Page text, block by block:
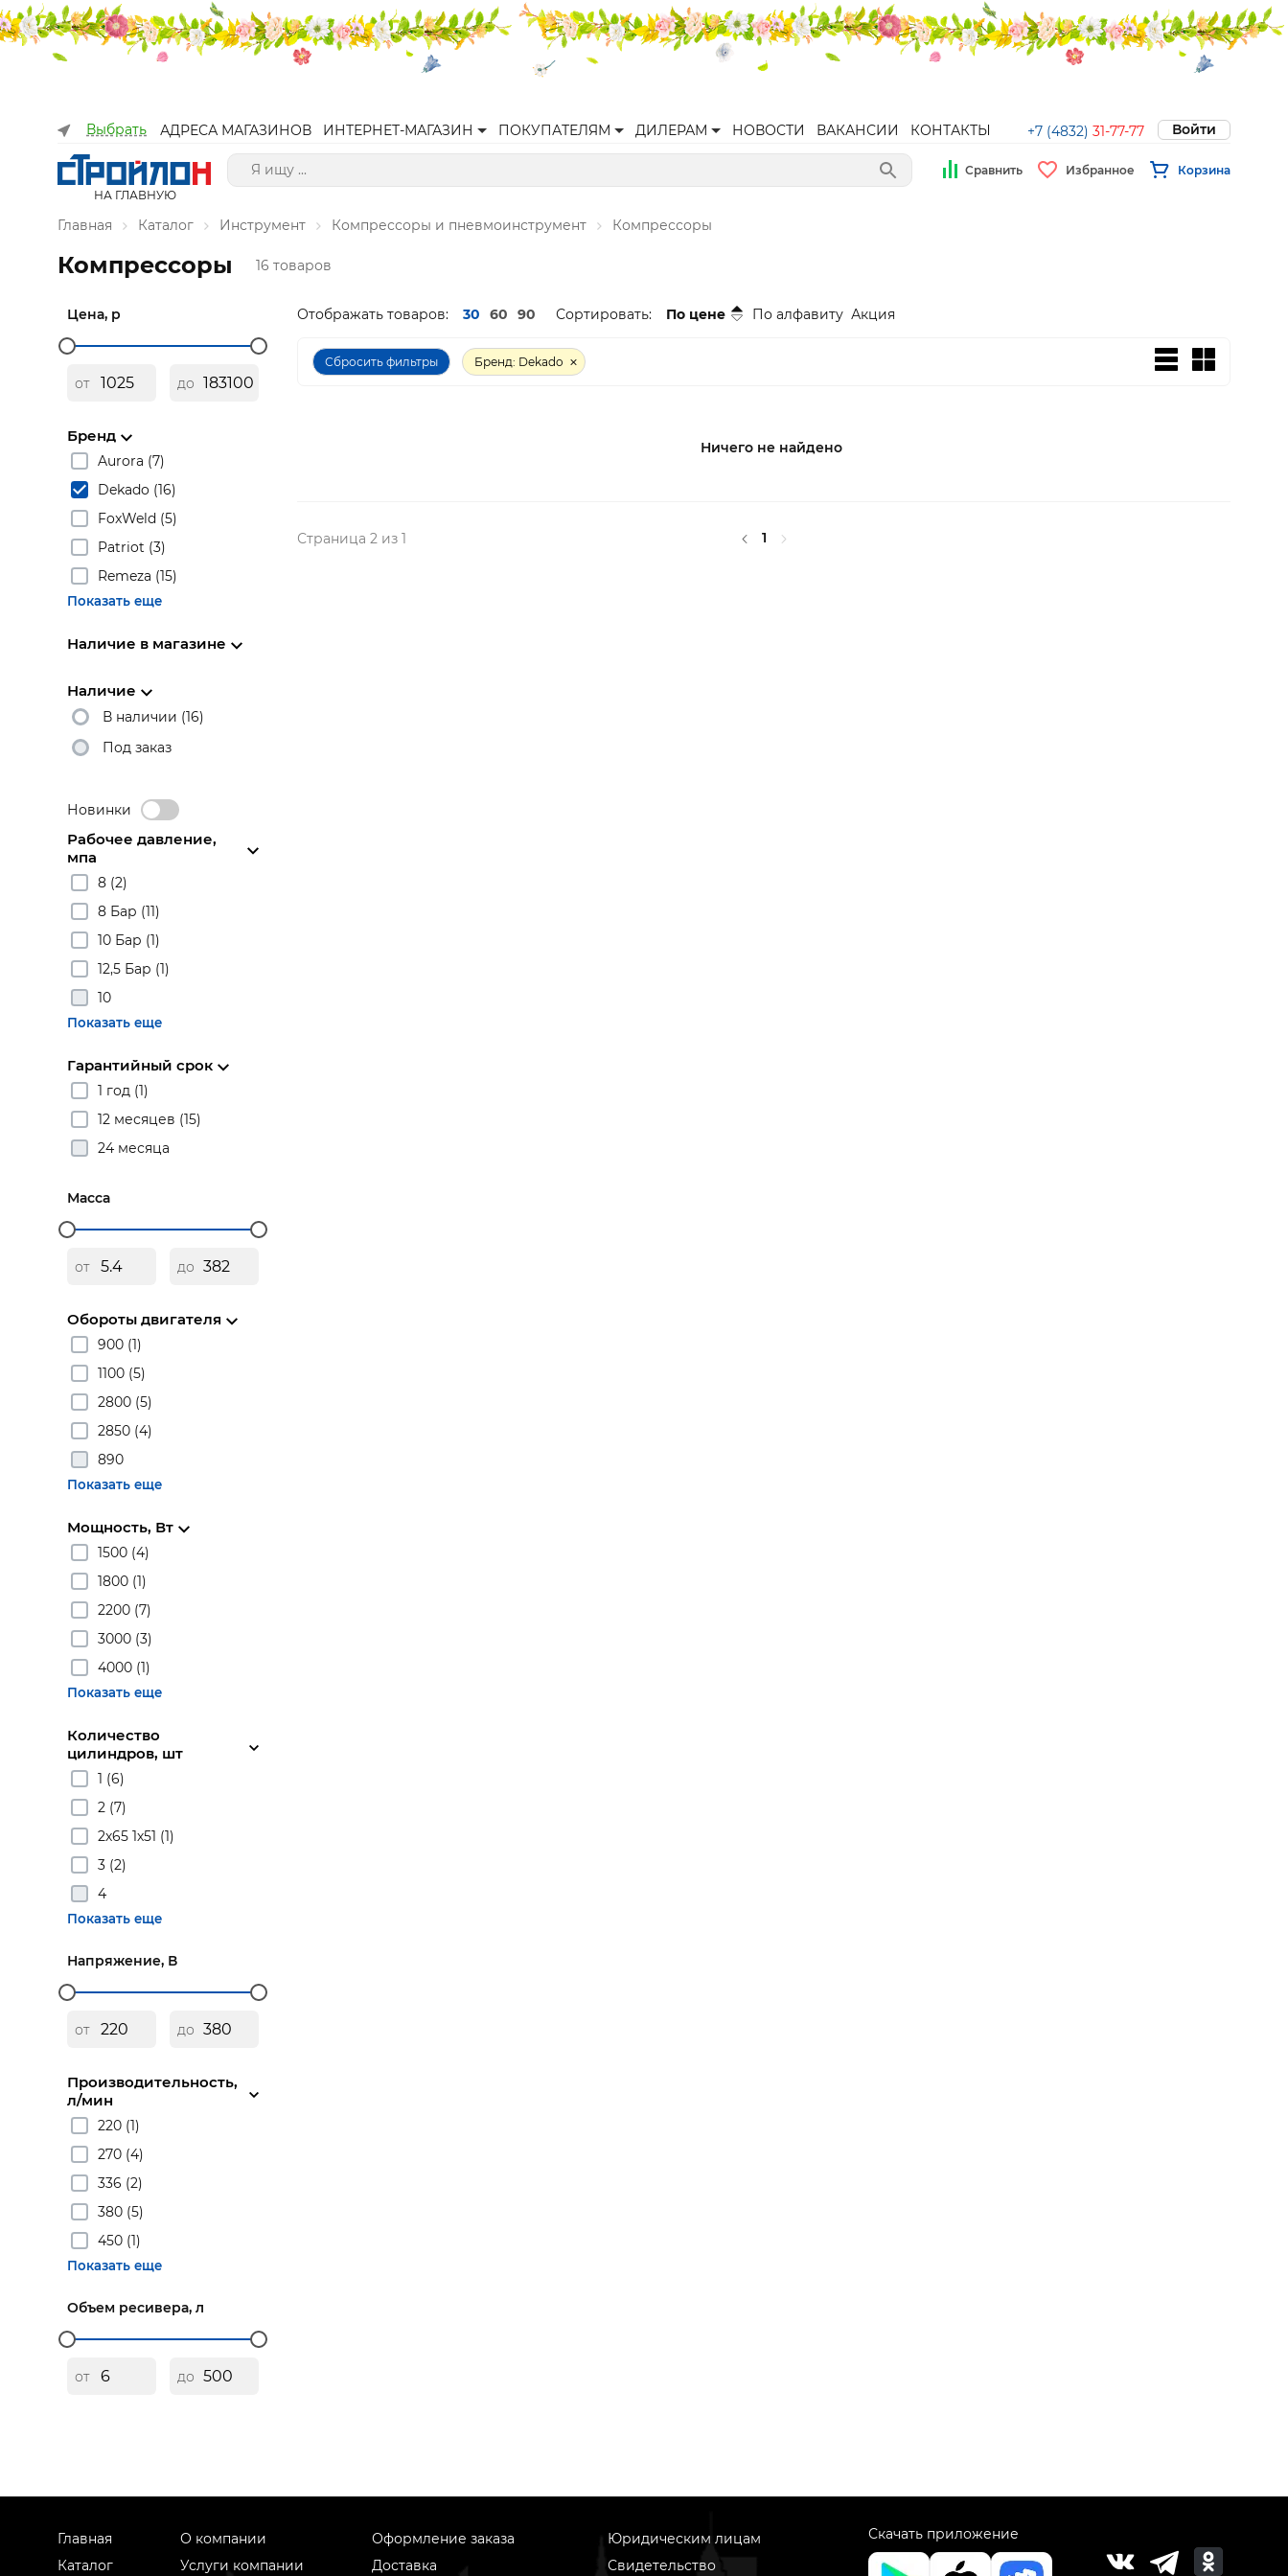
Выбрать АДРЕСА МАГАЗИНОВ ИНТЕРНЕТ-МАГАЗИН ПОКУПАТЕЛЯМ ДИЛЕРАМ НОВОСТИ ВАКАНСИИ КОНТАКТЫ +7 (4832) 31-77-77 Войти
НА ГЛАВНУЮ
Сравнить Избранное Корзина
Главная Каталог Инструмент Компрессоры и пневмоинструмент Компрессоры
Компрессоры 16 товаров
Цена, р
от до
Бренд
Aurora (7)
Dekado (16)
FoxWeld (5)
Patriot (3)
Remeza (15)
Показать еще
Наличие в магазине
Наличие
В наличии (16)
Под заказ
Новинки
Рабочее давление,
мпа
8 (2)
8 Бар (11)
10 Бар (1)
12,5 Бар (1)
10
Показать еще
Гарантийный срок
1 год (1)
12 месяцев (15)
24 месяца
Масса
от до
Обороты двигателя
900 (1)
1100 (5)
2800 (5)
2850 (4)
890
Показать еще
Мощность, Вт
1500 (4)
1800 (1)
2200 (7)
3000 (3)
4000 (1)
Показать еще
Количество
цилиндров, шт
1 (6)
2 (7)
2х65 1х51 (1)
3 (2)
4
Показать еще
Напряжение, В
от до
Производительность,
л/мин
220 (1)
270 (4)
336 (2)
380 (5)
450 (1)
Показать еще
Объем ресивера, л
от до
Отображать товаров: 30 60 90 Сортировать: По цене По алфавиту Акция
Сбросить фильтры Бренд: Dekado
Ничего не найдено
Страница 2 из 1 1
Главная
Каталог
О компании
Услуги компании
Оформление заказа
Доставка
Юридическим лицам
Свидетельство
Скачать приложение